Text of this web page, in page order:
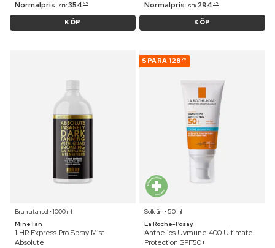
Normalpris: SEK 354 95
KÖP
Normalpris: SEK 294 95
KÖP
Brun utan sol ⋅ 1000 ml
MineTan
1 HR Express Pro Spray Mist
Absolute
SPARA 128 76
Solkräm ⋅ 50 ml
La Roche-Posay
Anthelios Uvmune 400 Ultimate
Protection SPF50+